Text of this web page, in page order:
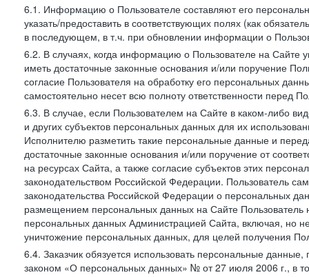
6.1. Информацию о Пользователе составляют его
указать/предоставить в соответствующих полях (как
в последующем, в т.ч. при обновлении информации о
6.2. В случаях, когда информацию о Пользователе на Сайте
иметь достаточные законные основания и/или поручение
согласие Пользователя на обработку его персональных
самостоятельно несет всю полноту ответственности перед
6.3. В случае, если Пользователем на Сайте в каком-либо
и других субъектов персональных данных для их
Исполнителю разметить такие персональные данные и
достаточные законные основания и/или поручение от
на ресурсах Сайта, а также согласие субъектов этих
законодательством Российской Федерации. Пользователь
законодательства Российской Федерации о персональных
размещением персональных данных на Сайте Пользователь
персональных данных Администрацией Сайта, включая, но
уничтожение персональных данных, для целей получения
6.4. Заказчик обязуется использовать персональные
законом «О персональных данных» № от 27 июля 2006 г., в